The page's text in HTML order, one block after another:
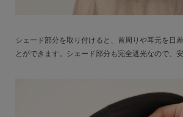
シェード部分を取り付けると、首周りや耳元を日
とができます。シェード部分も完全遮光なので、